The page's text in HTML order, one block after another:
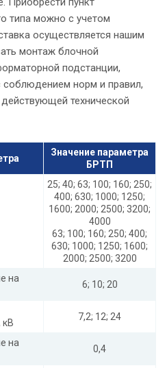
типа можно с учетом
осуществляется нашим
монтаж блочной
подстанции,
норм и правил,
технической
Значение параметра
БРТП
25; 40; 63; 100; 160; 250;
400; 630; 1000; 1250;
1600; 2000; 2500; 3200;
4000
63; 100; 160; 250; 400;
630; 1000; 1250; 1600;
2000; 2500; 3200
на
6; 10; 20
кВ
7,2; 12; 24
на
0,4